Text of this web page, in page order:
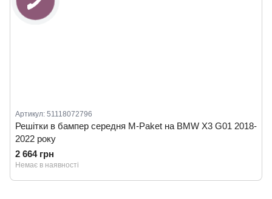
Артикул: 51118072796
Решітки в бампер середня M-Paket на BMW X3 G01 2018-
2022 року
2 664 грн
Немає в наявності